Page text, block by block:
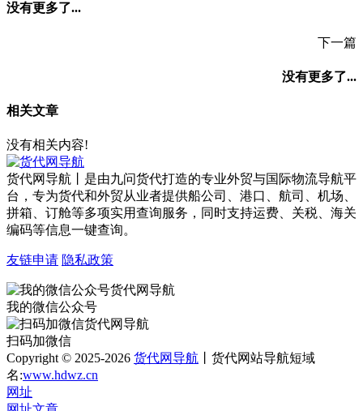
没有更多了...
下一篇
没有更多了...
相关文章
没有相关内容!
货代网导航丨是由九问货代打造的专业外贸与国际物流导航平
台，专为货代和外贸从业者提供船公司、港口、航司、机场、
拼箱、订舱等多项实用查询服务，同时支持运费、关税、海关
编码等信息一键查询。
友链申请 隐私政策
我的微信公众号
扫码加微信
Copyright © 2025-2026 货代网导航 丨货代网站导航短域
名:www.hdwz.cn
网址